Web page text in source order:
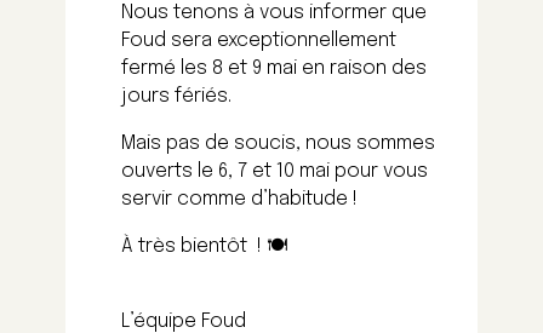
Nous tenons à vous informer que
Foud sera exceptionnellement
fermé les 8 et 9 mai en raison des
jours fériés.
Mais pas de soucis, nous sommes
ouverts le 6, 7 et 10 mai pour vous
servir comme d’habitude !
À très bientôt ! 🍽️
L’équipe Foud